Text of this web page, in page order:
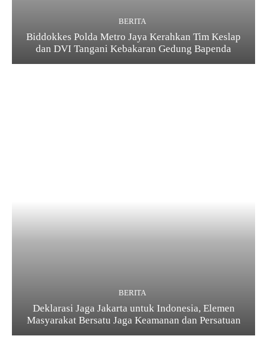
BERITA
Biddokkes Polda Metro Jaya Kerahkan Tim Keslap
dan DVI Tangani Kebakaran Gedung Bapenda
BERITA
Deklarasi Jaga Jakarta untuk Indonesia, Elemen
Masyarakat Bersatu Jaga Keamanan dan Persatuan